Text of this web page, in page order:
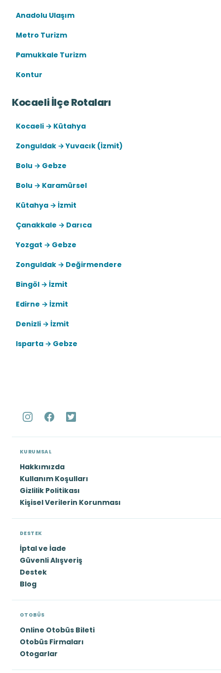
Anadolu Ulaşım
Metro Turizm
Pamukkale Turizm
Kontur
Kocaeli İlçe Rotaları
Kocaeli → Kütahya
Zonguldak → Yuvacık (İzmit)
Bolu → Gebze
Bolu → Karamürsel
Kütahya → İzmit
Çanakkale → Darıca
Yozgat → Gebze
Zonguldak → Değirmendere
Bingöl → İzmit
Edirne → İzmit
Denizli → İzmit
Isparta → Gebze
KURUMSAL
Hakkımızda
Kullanım Koşulları
Gizlilik Politikası
Kişisel Verilerin Korunması
DESTEK
İptal ve İade
Güvenli Alışveriş
Destek
Blog
OTOBÜS
Online Otobüs Bileti
Otobüs Firmaları
Otogarlar